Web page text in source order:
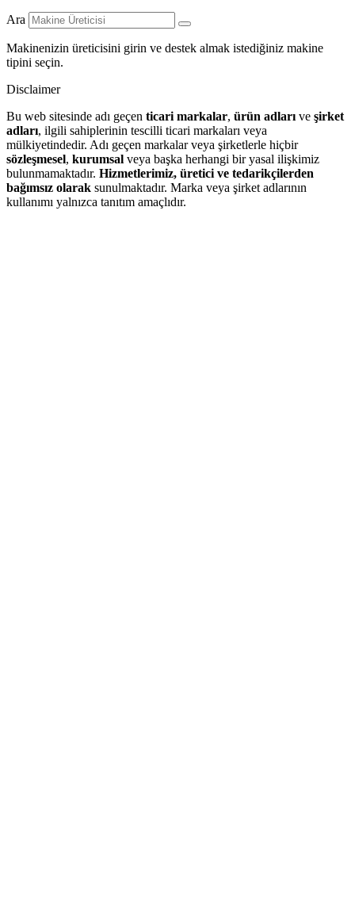
Ara
Makinenizin üreticisini girin ve destek almak istediğiniz makine
tipini seçin.
Disclaimer
Bu web sitesinde adı geçen ticari markalar, ürün adları ve şirket
adları, ilgili sahiplerinin tescilli ticari markaları veya
mülkiyetindedir. Adı geçen markalar veya şirketlerle hiçbir
sözleşmesel, kurumsal veya başka herhangi bir yasal ilişkimiz
bulunmamaktadır. Hizmetlerimiz, üretici ve tedarikçilerden
bağımsız olarak sunulmaktadır. Marka veya şirket adlarının
kullanımı yalnızca tanıtım amaçlıdır.